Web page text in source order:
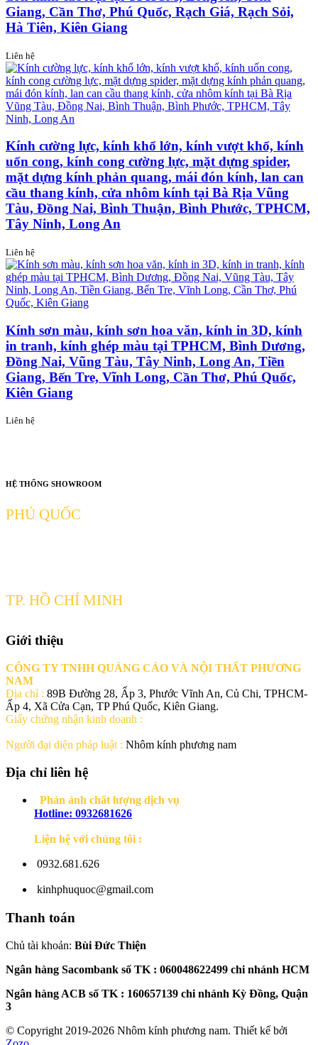
Giang, Cần Thơ, Phú Quốc, Rạch Giá, Rạch Sỏi,
Hà Tiên, Kiên Giang
Liên hệ
Kính cường lực, kính khổ lớn, kính vượt khổ, kính
uốn cong, kính cong cường lực, mặt dựng spider,
mặt dựng kính phản quang, mái đón kính, lan can
cầu thang kính, cửa nhôm kính tại Bà Rịa Vũng
Tàu, Đồng Nai, Bình Thuận, Bình Phước, TPHCM,
Tây Ninh, Long An
Liên hệ
Kính sơn màu, kính sơn hoa văn, kính in 3D, kính
in tranh, kính ghép màu tại TPHCM, Bình Dương,
Đồng Nai, Vũng Tàu, Tây Ninh, Long An, Tiền
Giang, Bến Tre, Vĩnh Long, Cần Thơ, Phú Quốc,
Kiên Giang
Liên hệ
HỆ THỐNG SHOWROOM
PHÚ QUỐC
TP. HỒ CHÍ MINH
Số 89B Đường 28, Ấp 3, Phước Vĩnh An, Củ Chi, TPHCM
Giới thiệu
CÔNG TY TNHH QUẢNG CÁO VÀ NỘI THẤT PHƯƠNG
NAM
Địa chỉ : 89B Đường 28, Ấp 3, Phước Vĩnh An, Củ Chi, TPHCM-
Ấp 4, Xã Cửa Cạn, TP Phú Quốc, Kiên Giang.
Giấy chứng nhận kinh doanh :
Người đại diện pháp luật : Nhôm kính phương nam
Địa chỉ liên hệ
Phản ánh chất lượng dịch vụ
Hotline: 0932681626
Liện hệ với chúng tôi :
0932.681.626
kinhphuquoc@gmail.com
Thanh toán
Chủ tài khoản: Bùi Đức Thiện
Ngân hàng Sacombank số TK : 060048622499 chi nhánh HCM
Ngân hàng ACB số TK : 160657139 chi nhánh Kỳ Đồng, Quận
3
© Copyright 2019-2026 Nhôm kính phương nam. Thiết kế bởi